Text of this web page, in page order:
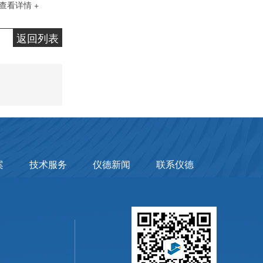
看详情 +
返回列表
技术服务 仪德新闻 联系仪德